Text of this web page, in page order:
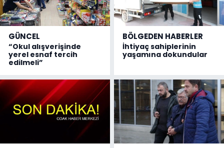
GÜNCEL
“Okul alışverişinde
yerel esnaf tercih
edilmeli”
BÖLGEDEN HABERLER
İhtiyaç sahiplerinin
yaşamına dokundular